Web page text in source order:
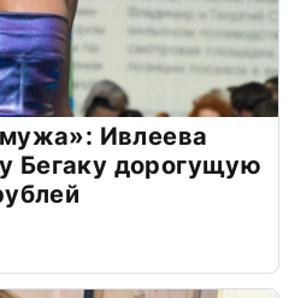
Ивлеева
Бегаку дорогущую